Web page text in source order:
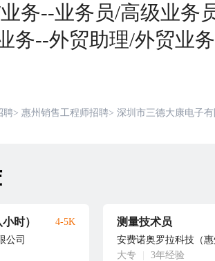
务--业务员/高级业务
务--外贸助理/外贸业
聘> 惠州销售工程师招聘> 深圳市三德大康电子
时）
公司
4-5K 测量技术员
安费诺奥罗拉科技（
大专
3年经验